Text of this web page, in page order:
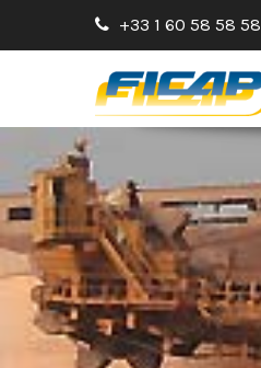
+33 1 60 58 58 58